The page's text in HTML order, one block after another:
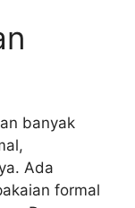
banyak
Ada
formal